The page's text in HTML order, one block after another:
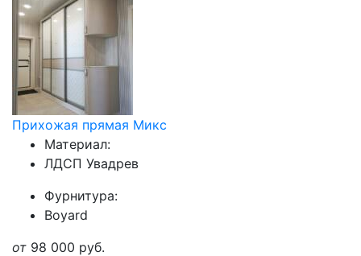
Прихожая прямая Микс
Материал:
ЛДСП Увадрев
Фурнитура:
Boyard
от 98 000 руб.